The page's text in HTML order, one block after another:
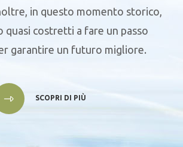
in questo momento storico,
quasi costretti a fare un passo
garantire un futuro migliore.
SCOPRI DI PIÙ